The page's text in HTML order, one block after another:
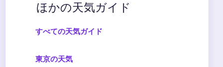
ほかの天気ガイド
すべての天気ガイド
東京の天気